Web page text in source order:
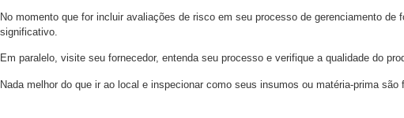
No momento que for incluir avaliações de risco em seu processo de gerenciamento
significativo.
Em paralelo, visite seu fornecedor, entenda seu processo e verifique a qualidade do
Nada melhor do que ir ao local e inspecionar como seus insumos ou matéria-prima